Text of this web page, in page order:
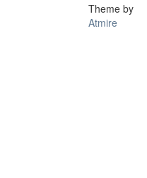
Theme by
Atmire